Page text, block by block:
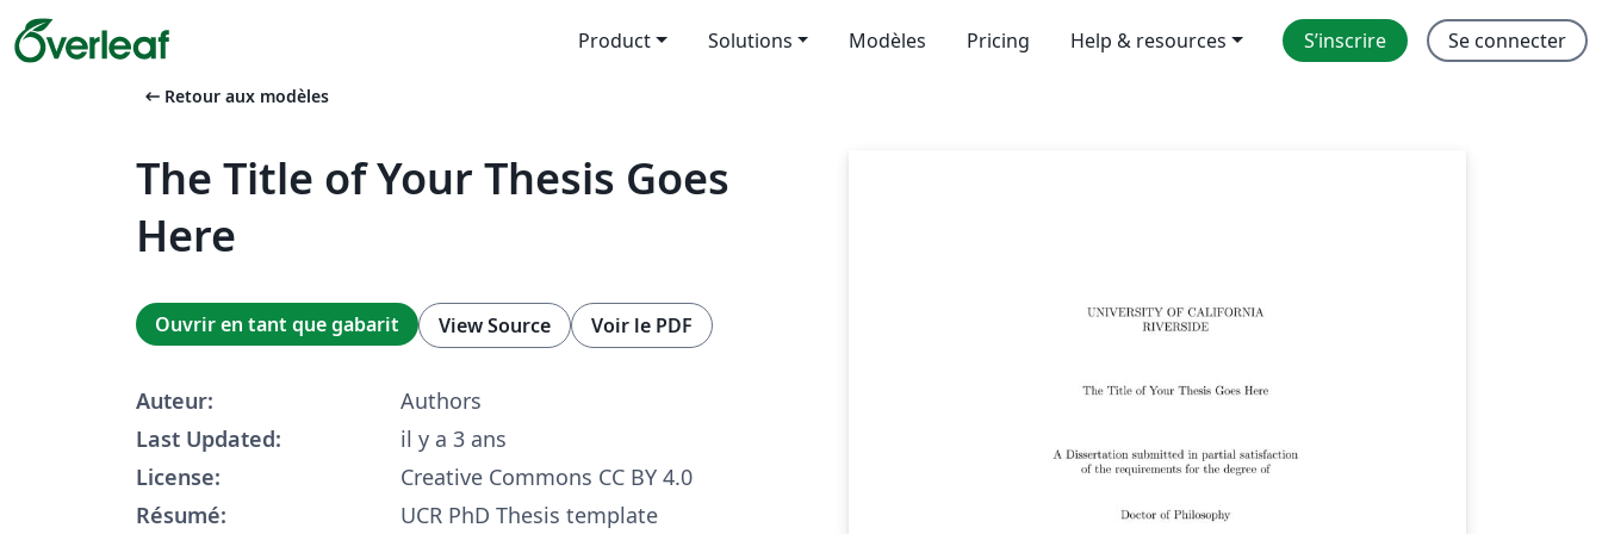
Product Solutions Modèles Pricing Help & resources S’inscrire Se connecter
arrow_left_alt Retour aux modèles
The Title of Your Thesis Goes
Here
Ouvrir en tant que gabarit View Source Voir le PDF
Auteur:
Authors
Last Updated:
il y a 3 ans
License:
Creative Commons CC BY 4.0
Résumé:
UCR PhD Thesis template